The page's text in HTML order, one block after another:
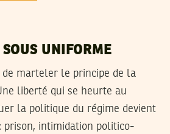
UNIFORME
de marteler le principe de la
liberté qui se heurte au
la politique du régime devient
prison, intimidation politico-